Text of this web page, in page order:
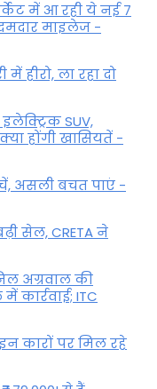
में आ रही ये नई 7
माइलेज -
हीरो, ला रहा दो
SUV,
होंगी खासियतें -
असली बचत पाएं -
सेल, CRETA ने
अग्रवाल की
ITC
कारों पर मिल रहे